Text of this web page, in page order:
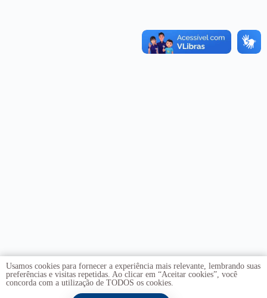
Usamos cookies para fornecer a experiência mais relevante, lembrando suas
preferências e visitas repetidas. Ao clicar em “Aceitar cookies”, você
concorda com a utilização de TODOS os cookies.